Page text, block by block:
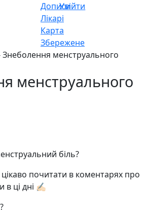
Дописи
Лікарі
Карта
Збережене
Увійти
Знеболення менструального
менструального
біль?
почитати в коментарях про
в ці дні ✍🏻